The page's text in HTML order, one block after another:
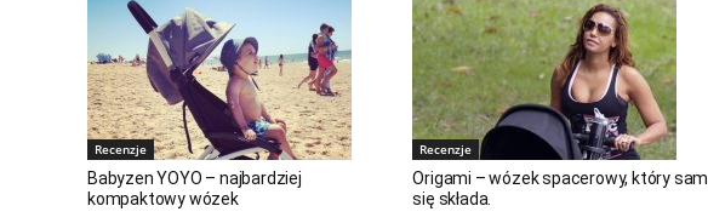
Recenzje
Babyzen YOYO – najbardziej
kompaktowy wózek
Recenzje
Origami – wózek spacerowy, który sam
się składa.